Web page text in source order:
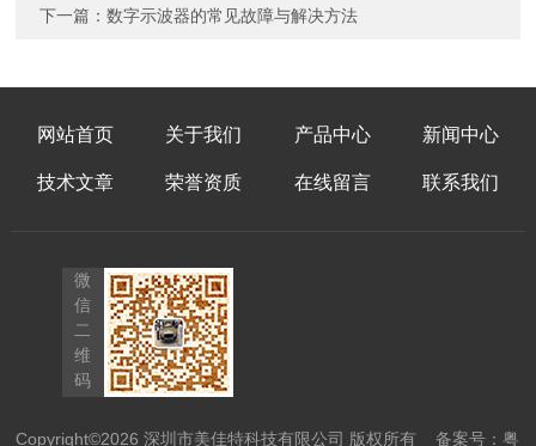
下一篇：数字示波器的常见故障与解决方法
网站首页 关于我们 产品中心 新闻中心
技术文章 荣誉资质 在线留言 联系我们
微
信
二
维
码
Copyright©2026 深圳市美佳特科技有限公司 版权所有备案号：粤